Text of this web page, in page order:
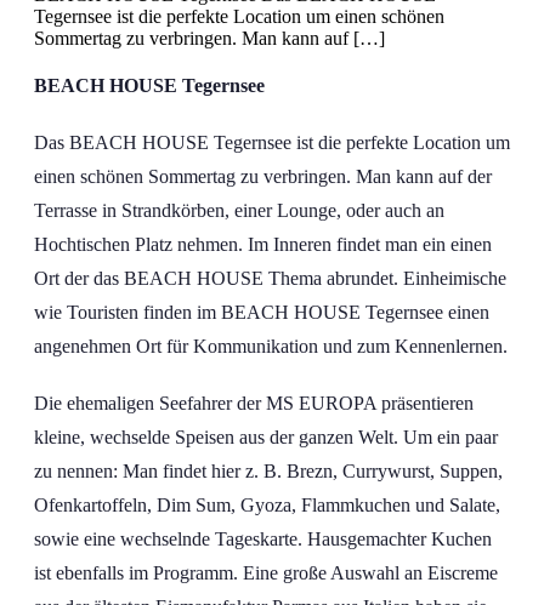
Tegernsee ist die perfekte Location um einen schönen
Sommertag zu verbringen. Man kann auf […]
BEACH HOUSE Tegernsee
Das BEACH HOUSE Tegernsee ist die perfekte Location um
einen schönen Sommertag zu verbringen. Man kann auf der
Terrasse in Strandkörben, einer Lounge, oder auch an
Hochtischen Platz nehmen. Im Inneren findet man ein einen
Ort der das BEACH HOUSE Thema abrundet. Einheimische
wie Touristen finden im BEACH HOUSE Tegernsee einen
angenehmen Ort für Kommunikation und zum Kennenlernen.
Die ehemaligen Seefahrer der MS EUROPA präsentieren
kleine, wechselde Speisen aus der ganzen Welt. Um ein paar
zu nennen: Man findet hier z. B. Brezn, Currywurst, Suppen,
Ofenkartoffeln, Dim Sum, Gyoza, Flammkuchen und Salate,
sowie eine wechselnde Tageskarte. Hausgemachter Kuchen
ist ebenfalls im Programm. Eine große Auswahl an Eiscreme